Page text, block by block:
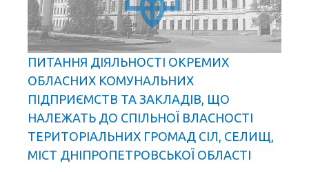
ПИТАННЯ ДІЯЛЬНОСТІ ОКРЕМИХ
ОБЛАСНИХ КОМУНАЛЬНИХ
ПІДПРИЄМСТВ ТА ЗАКЛАДІВ, ЩО
НАЛЕЖАТЬ ДО СПІЛЬНОЇ ВЛАСНОСТІ
ТЕРИТОРІАЛЬНИХ ГРОМАД СІЛ, СЕЛИЩ,
МІСТ ДНІПРОПЕТРОВСЬКОЇ ОБЛАСТІ